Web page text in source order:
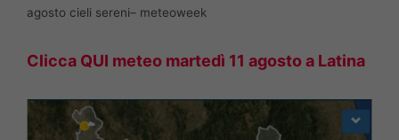
agosto cieli sereni– meteoweek
Clicca QUI meteo martedì 11 agosto a Latina